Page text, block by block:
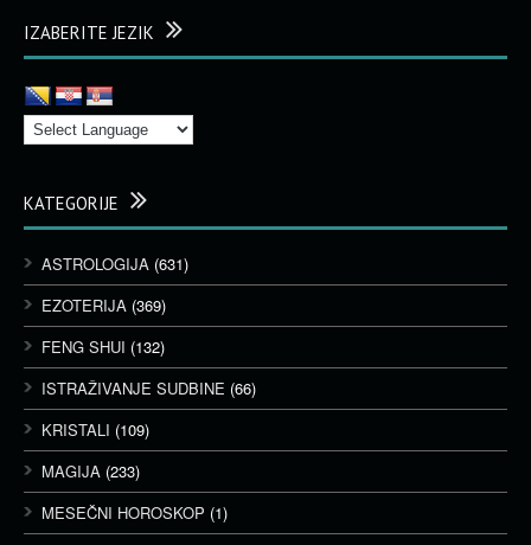
IZABERITE JEZIK
KATEGORIJE
ASTROLOGIJA (631)
EZOTERIJA (369)
FENG SHUI (132)
ISTRAŽIVANJE SUDBINE (66)
KRISTALI (109)
MAGIJA (233)
MESEČNI HOROSKOP (1)